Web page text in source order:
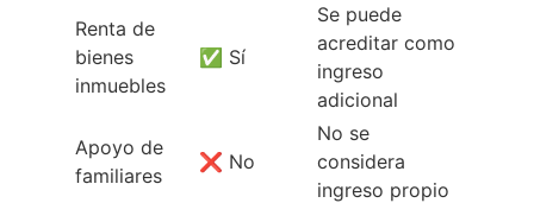
Renta de
bienes
inmuebles
✅ Sí
Se puede
acreditar como
ingreso
adicional
Apoyo de
familiares
❌ No
No se
considera
ingreso propio